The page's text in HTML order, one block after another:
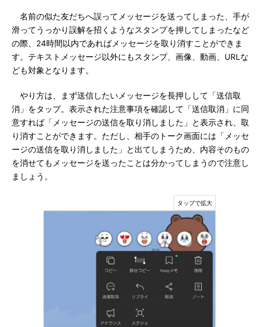
名前の似た友だちへ誤ってメッセージを送ってしまった、手が
滑ってうっかり誤解を招くようなスタンプを押してしまったなど
の際、24時間以内であればメッセージを取り消すことができま
す。テキストメッセージ以外にもスタンプ、画像、動画、URLな
ども対象となります。
やり方は、まず送信したいメッセージを長押しして「送信取
消」をタップ。表示された注意事項を確認して「送信取消」に同
意すれば「メッセージの送信を取り消しました」と表示され、取
り消すことができます。ただし、相手のトーク画面には「メッセ
ージの送信を取り消しました」と出てしまうため、内容そのもの
を消せてもメッセージを送ったことは分かってしまうので注意し
ましょう。